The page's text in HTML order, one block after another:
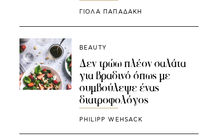
ΓΙΌΛΑ ΠΑΠΑΔΆΚΗ
BEAUTY
Δεν τρώω πλέον σαλάτα
για βραδινό όπως με
συμβούλεψε ένας
διατροφολόγος
PHILIPP WEHSACK